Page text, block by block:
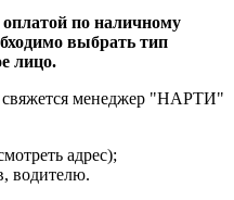
по наличному
выбрать тип
лицо.
менеджер "НАРТИ"
адрес);
водителю.